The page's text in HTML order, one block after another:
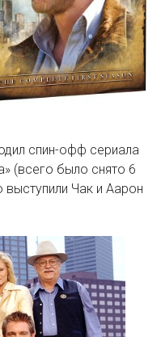
спин-офф сериала
(всего было снято 6
Чак и Аарон